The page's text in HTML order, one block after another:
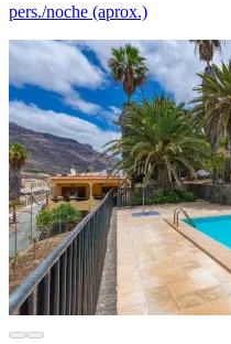
pers./noche (aprox.)